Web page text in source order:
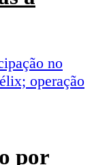
por